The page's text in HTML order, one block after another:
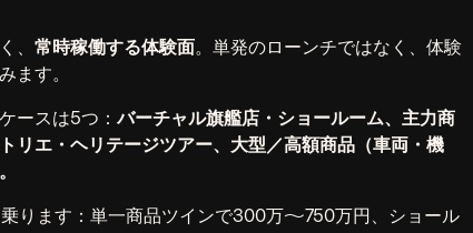
、 常時稼働する体験面 。単発のローンチではなく、体験
ます。
ースは5つ：バーチャル旗艦店・ショールーム、主力商
リエ・ヘリテージツアー、大型／高額商品（車両・機
ります：単一商品ツインで300万〜750万円、ショール